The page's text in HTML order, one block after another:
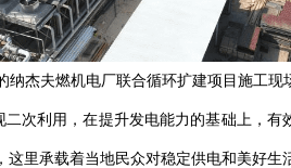
纳杰夫燃机电厂联合循环扩建项目施工现
次利用，在提升发电能力的基础上，
里承载着当地民众对稳定供电和美好生